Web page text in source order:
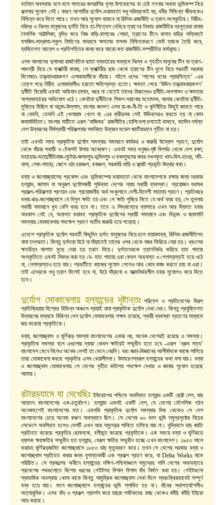
বর্তমান অবস্থায় বসে বসে সাগরের জলরাশির দৃশ্য উপভোগের বা ঢেউ গণনার অথবা ভূমিকম্প নিয়ে
কল্পনার সুযোগ নেই। কারণ আগামীর দুর্যোগ-ভয়াবহতা শুধু দরিদ্রকেই নয়, ধনীর নিশ্চিন্ত জীবনকেও
নিশ্চিহ্ন করে দিতে পারে। তখন আর সুযোগ থাকবে না রিলিফ-রাজনীতি ও ত্রাণ-সংস্কৃতির। নিরীহ-
দরিদ্র ও নিঃস্ব মানুষদের দুর্গতি নিয়ে হা-পিত্যেশ দেখিয়ে ত্রাণের টাকায় রাজনীতির বরপুত্ররা বানায়
নৈসর্গিক অট্টালিকা, বৃদ্ধি করে নিজ বাড়ি-বাগানের শোভা, ত্রাণের টিনে বাগান বাড়ির সন্নিকটে
মসজিদ-মাদ্রাসা-স্কুল নির্মাণের মাধ্যমে ক্ষমতার মসনদ নিশ্চিতকরণে ভোট ব্যাংক তৈরি করে,
ব্যক্তিগত আয়েশ ও প্রতিপত্তির জন্য করে আরো কত রাজনীতি-সম্প্রীতির কর্মকান্ড।
এসব আলালের দুলালরা রাজনৈতিক ছাতা ব্যবহারের মাধ্যমে নিঃস্ব ও গৃহহীন মানুষের টিন বা ত্রাণ-
সামগ্রী দিয়ে যে ফ্যাক্টরী বানায়, সে ফ্যাক্টরীর ছাদ থেকে ত্রাণের টিন খুলে নিয়ে পরবর্তী সরকার
বিশেষতঃ তত্ত্বাবধায়কগণ এলাকাবাসীকে বাঁচায়। নইলে ওদের ‘পাপের ধনের প্রায়শ্চিত্ত’ -এর
তোপে পড়ে নিরীহ এলাকাবাসীও হয়তো ক্ষতিগ্রস্ত হতো। ক্ষমতা পেয়ে ‘উদ্দিন তত্ত্বাবধায়কগণ’
দুর্নীতি বিরোধী এমনই অভিযান চালান, বছর না যেতেই তাদের বিরুদ্ধেও দুর্নীতি-অপশাসন ও ক্ষমতার
অপব্যবহারের অভিযোগ ওঠে। কেনইবা দুর্নীতিকে শিকল পরানোর মহোৎসব, আবার কেনইবা দুর্নীতি-
মুক্তির মিছিল বা আনন্দ-উল্লাস; বাংলার জনগণ এসব রা-জ-নী-তি ও কূটনীতির কিছুই জানতে পারে
না যেমনি, তেমনি এই খেলারাম খেলে যা -এর ক্রীড়নক সেই উদ্দিনদেরও করতে হয় না কোন
জবাবদিহিতা। বাংলার মাটিতে এরূপ ‘বাজিকর’ রাজনীতির হোলিখেলা চলতেই থাকবে, যতদিন পর্যন্ত
দেশ উন্নয়নের দীর্ঘস্থায়ী পরিকল্পনায় সমন্বিত উন্নয়ন মডেল জাতীয়ভাবে গৃহীত না হয়।
তাই এখনই সময় প্রাকৃতিক দুর্যোগ সমস্যার সমাধানে কার্যকর ও জরুরি উদ্যোগ গ্রহণ; দুর্যোগ
থেকে বাঁচার স্থায়ী ও টেকসই উপায় অন্বেষণ। এখনই সময় মনুষ্য-সৃষ্ট বিপর্যয় থেকে দেশ রক্ষা;
মহাচোর-মহাদুর্নীতিবাজ-লুটেরা-জলদস্যু-ভূমিদস্যু ও বনদস্যুদের জবর দখলকৃত খাল-বিল-হাওড়, নদী-
নালা, লেক-পাহাড়, জেগে ওঠা চরাঞ্চল, বনাঞ্চল, সরকারি বাড়ি ও ফ্ল্যাট প্রভৃতি উদ্ধার করা।
বন্যা ও জলোচ্ছ্বাসের প্রকোপ এবং ভূমিকম্পের ভয়াবহতা থেকে বাংলাদেশকে রক্ষার জন্য দরকার
হল্যান্ড, জাপান বা অনুরূপ দুর্যোগজয়ী সুউন্নত দেশের ন্যায় স্থায়ী ব্যবস্থা। প্রয়োজন যথাযথ
প্রকল্প-পরিকল্পনা প্রণয়ন এবং প্রয়োজনীয় অর্থ সংকুলানে দেশী-বিদেশী সাহায্য গ্রহণ। প্রতিবছর
বন্যা-ঝড়-জলোচ্ছ্বাসে যে বিপুল ক্ষতি হয় এবং সে ক্ষতি পুষিয়ে নিতে যে অর্থ ব্যয় হয়, সে তুলনায়
স্থায়ী সমাধানে খুব বেশি ব্যয় হবে না। তবে এ সিদ্ধান্তের ব্যাপারে এখন আর দ্বিমত হবার
অবকাশ নেই যে, অনাগত ভয়াবহ প্রাকৃতিক দুর্যোগের স্থায়ী সমাধানে এবং বিদ্যুৎ ও জ্বালানি
সমস্যার মোকাবেলায় পদক্ষেপ গ্রহণ অতীব জরুরি হয়ে পড়েছে।
এদেশে প্রাকৃতিক দুর্যোগ পরবর্তী কিছুদিন দুর্গত মানুষদের নিয়ে চলে মায়াকান্না, রিলিফ-রাজনীতিসহ
নানা তৎপরতা। কিন্তু দুর্গতরা উঠে না দাঁড়াতেই তাদের ওপর থেকে নজর ফিরিয়ে নেয়া হয়। ধ্বংসের
ক্ষতচিহ্ন আপাত মুছে দেয়া হয় ত্রাণ দিয়ে। দুর্গতদেরকে ত্রাণনির্ভর করিয়ে হাত পাতার
সংস্কৃতিতে এমনই নিবদ্ধ করা হয় যে- হাত পাতায় এরা কেবল অভ্যস্ত ও পেশাগ্রস্তই হয়ে ওঠে
না, নেশাগ্রস্তও হয়ে যায়। পরবর্তীতে কাজের সুযোগ পেলেও আর কোন কাজ করতে চায় না এরা।
তাই এদেরকে শুধু ত্রাণ দিলেই হবে না, উঠে দাঁড়ানো ও আত্মনির্ভরশীল হবার সুযোগও করে দিতে
হবে।
দুর্যোগ মোকাবেলায় হল্যান্ডের দৃষ্টান্তঃপরিবেশ ও প্রতিবেশের বিরূপ
প্রতিক্রিয়ায় বিশ্বের বিভিন্ন অঞ্চলে প্রায়ই নানা প্রাকৃতিক দুর্যোগ দেখা দেয়। কিন্তু প্রযুক্তিগত
উন্নয়নের মাধ্যমে বিভিন্ন দেশ দুর্যোগ মোকাবেলায় সক্ষম হয়েছে, স্থায়ী ব্যবস্থা গ্রহণের মাধ্যমে
জয় করেছে প্রকৃতিকে।
বন্যা, জলোচ্ছ্বাস ও ঘূর্ণিঝড় সমস্যা বাংলাদেশের একার নয়, অনেক দেশেরই রয়েছে এ সমস্যা।
প্রাকৃতিক সমস্যা বলে এগুলোর দ্বারা কেবল ক্ষতিরই সম্মুখীন হতে হবে -এরূপ ‘ধ্রুব সত্য’
বাংলাদেশ মেনে নিলেও অনেক দেশই তা মেনে নেয়নি। বরং জ্ঞান-বিজ্ঞানের আশীর্বাদকে কাজে লাগিয়ে
তারা মোকাবেলা করছে প্রকৃতির এসব খেয়ালীপনা। উদাহরণস্বরূপ হল্যান্ডের কথা বলা যায়। বন্যা
ও জলোচ্ছ্বাস মোকাবেলায় সে দেশের গৃহীত কতিপয় পদক্ষেপ দেখার ও জানার সুযোগ হয়েছে
আমার।
রটারড্যামে যা দেখেছিঃ ইউরোপের পশ্চিমে অবস্থিত হল্যান্ড একটি ছোট্ট দেশ, যার
আয়তন বাংলাদেশের এক-চতুর্থাংশ। হল্যান্ড এমনই একটি দেশ, যে দেশের ভৌগলিক গঠন
অনেকাংশেই বাংলাদেশের মত। এমনকি প্রাকৃতিক দুর্যোগ সমস্যার দিক থেকেও সে দেশ
বাংলাদেশের চেয়ে অনেক করুণ অবস্থানে ছিল। সে দেশের ৬০ ভাগ ভূমি সমুদ্রপৃষ্ঠের নিচের
লেভেলে অবস্থিত হলেও দেশটি এখন আর সমুদ্রের পানিতে তলিয়ে যায় না। বুদ্ধিবলে ডাচ্ জাতি
প্রতিহত করেছে প্রকৃতির ছোবলকে, বশীভূত করেছে প্রকৃতিকে। এক সময়ে বন্যা ও ঘূর্ণিঝড়ে
ব্যাপক ক্ষয়ক্ষতির সম্মুখীন হত হল্যান্ড, যেরূপ ক্ষতির সম্মুখীন হচ্ছে এখন বাংলাদেশ। ১৯৫৩ সালে
ভয়াবহ ঘূর্ণিঝড়জনিত জলোচ্ছ্বাসে ১৮৫৩ ডাচ্ মৃত্যুবরণ করে। তখন সে দেশের সরকার বন্যা ও
জলোচ্ছ্বাস প্রতিহত করার জন্য যুগান্তকারী এক প্রকল্প গ্রহণ করে, যা Delta Works নামে
পরিচিত। সে প্রকল্পের অধীনে হল্যান্ডের দক্ষিণ-পশ্চিমাঞ্চলে সমুদ্রের পানি দেশের অভ্যন্তরে
প্রবেশের পথগুলোতে বিশেষ ধরনের গেইটসহ বিশাল বিশাল বাঁধ নির্মাণ করা হয়। গেইটগুলো
স্বাভাবিক অবস্থায় খোলা থাকে কিন্তু সামুদ্রিক জলোচ্ছ্বাস দেখা দিলে স্বয়ংক্রিয়ভাবেই সম্পূর্ণ
বন্ধ হয়ে যায়। ফলে জলোচ্ছ্বাসে হল্যান্ডের ভূমি প্লাবিত হয় না। বাঁধের স্থাপত্যশৈলীও
অত্যাধুনিক। এসব বাঁধ ও প্রকল্প প্রদর্শন করে ডাচ্রা পর্যটকদের কাছ থেকেও কাঁড়ি কাঁড়ি ইউরো
আয় করছে।